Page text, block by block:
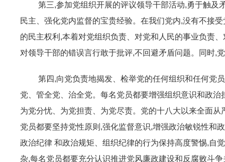
第三,参加党组织开展的评议领导干部活动,勇于触及
民主、强化党内监督的宝贵经验。在我们党内,没有不接
的民主权利,本着对党组织负责、对党和人民的事业负责
对领导干部的错误言行敢于批评,不回避矛盾问题。同时,
第四,向党负责地揭发、检举党的任何组织和任何党
党、管全党、治全党。每名党员都要增强组织意识和政
为党分忧、为党担责、为党尽责。党的十八大以来全面
党员都要坚持党性原则,强化监督意识,增强政治敏锐性和
政治纪律 和政治规矩、组织纪律的行为保持高度警惕,自
杂,每名党员都要充分认识推进党风廉政建设和反腐败斗